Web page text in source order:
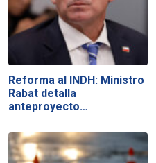
Reforma al INDH: Ministro
Rabat detalla
anteproyecto…